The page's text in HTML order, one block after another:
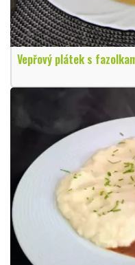
Vepřový plátek s